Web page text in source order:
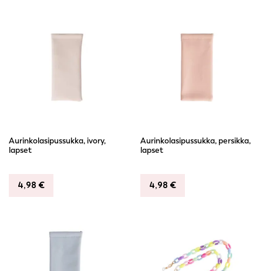
Aurinkolasipussukka, ivory,
lapset
4,98 €
Aurinkolasipussukka, persikka,
lapset
4,98 €